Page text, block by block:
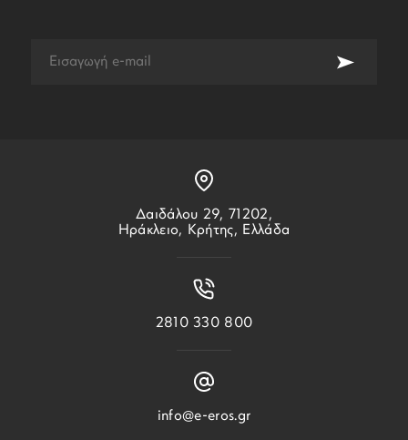
Δαιδάλου 29, 71202,
Ηράκλειο, Κρήτης, Ελλάδα
2810 330 800
info@e-eros.gr